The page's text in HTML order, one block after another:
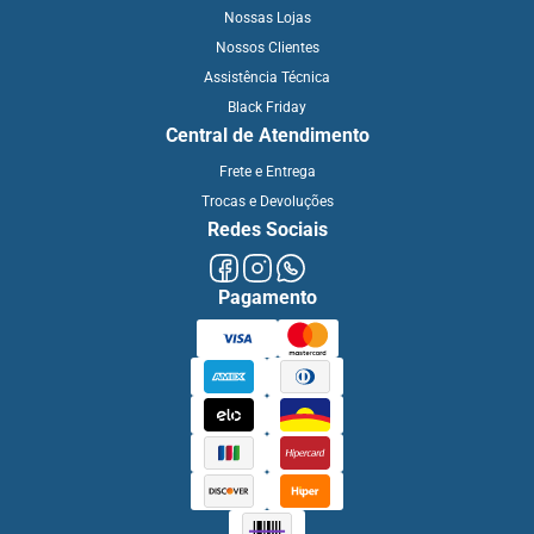
Nossas Lojas
Nossos Clientes
Assistência Técnica
Black Friday
Central de Atendimento
Frete e Entrega
Trocas e Devoluções
Redes Sociais
Pagamento